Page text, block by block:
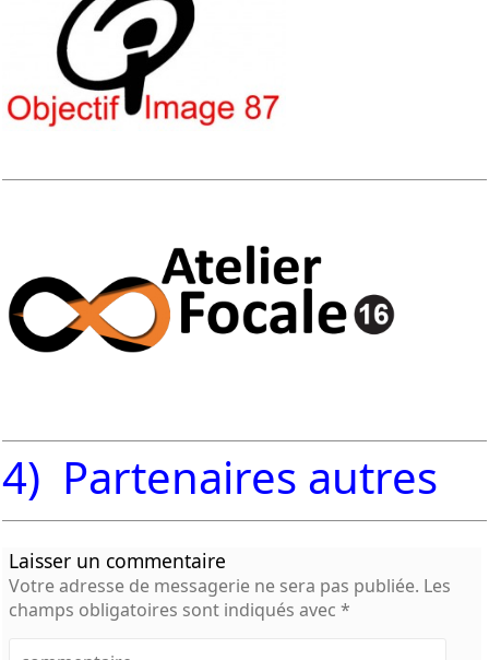
4) Partenaires autres
Laisser un commentaire
Votre adresse de messagerie ne sera pas publiée. Les
champs obligatoires sont indiqués avec*